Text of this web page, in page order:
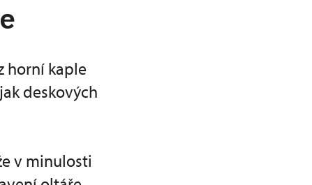
horní kaple
deskových
v minulosti